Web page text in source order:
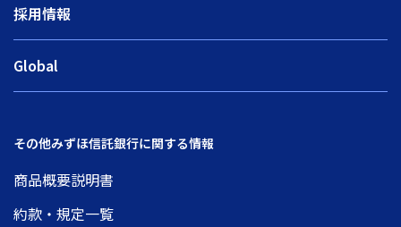
採用情報
Global
その他みずほ信託銀行に関する情報
商品概要説明書
約款・規定一覧